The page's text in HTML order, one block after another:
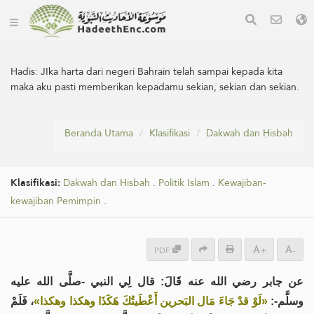
Hadis:JIka harta dari negeri Bahrain telah sampai kepada kita
maka aku pasti memberikan kepadamu sekian, sekian dan sekian.
Beranda Utama Klasifikasi Dakwah dan Ḥisbah
Klasifikasi: Dakwah dan Ḥisbah . Politik Islam . Kewajiban-
kewajiban Pemimpin .
PDF + -
عن جابر رضي الله عنه قَالَ: قال لِي النبي -صلَّى الله عليه
وسلَّم-:«لَوْ قدْ جَاءَ مَال البَحرين أَعْطَيتُكَ هَكَذَا وهكذا وهكذا»، فَلَمْ